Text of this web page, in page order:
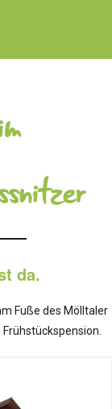
da.
Fuße des Mölltaler